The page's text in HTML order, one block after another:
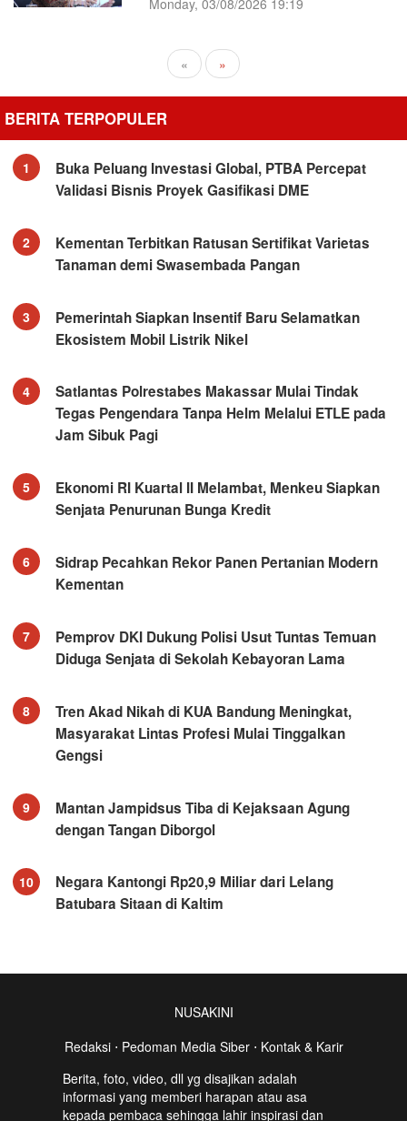
Monday, 03/08/2026 19:19
« »
BERITA TERPOPULER
1
Buka Peluang Investasi Global, PTBA Percepat
Validasi Bisnis Proyek Gasifikasi DME
2
Kementan Terbitkan Ratusan Sertifikat Varietas
Tanaman demi Swasembada Pangan
3
Pemerintah Siapkan Insentif Baru Selamatkan
Ekosistem Mobil Listrik Nikel
4
Satlantas Polrestabes Makassar Mulai Tindak
Tegas Pengendara Tanpa Helm Melalui ETLE pada
Jam Sibuk Pagi
5
Ekonomi RI Kuartal II Melambat, Menkeu Siapkan
Senjata Penurunan Bunga Kredit
6
Sidrap Pecahkan Rekor Panen Pertanian Modern
Kementan
7
Pemprov DKI Dukung Polisi Usut Tuntas Temuan
Diduga Senjata di Sekolah Kebayoran Lama
8
Tren Akad Nikah di KUA Bandung Meningkat,
Masyarakat Lintas Profesi Mulai Tinggalkan
Gengsi
9
Mantan Jampidsus Tiba di Kejaksaan Agung
dengan Tangan Diborgol
10
Negara Kantongi Rp20,9 Miliar dari Lelang
Batubara Sitaan di Kaltim
NUSAKINI
Redaksi⋅ Pedoman Media Siber⋅ Kontak & Karir
Berita, foto, video, dll yg disajikan adalah
informasi yang memberi harapan atau asa
kepada pembaca sehingga lahir inspirasi dan